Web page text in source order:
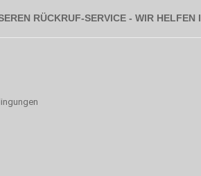
RÜCKRUF-SERVICE - WIR